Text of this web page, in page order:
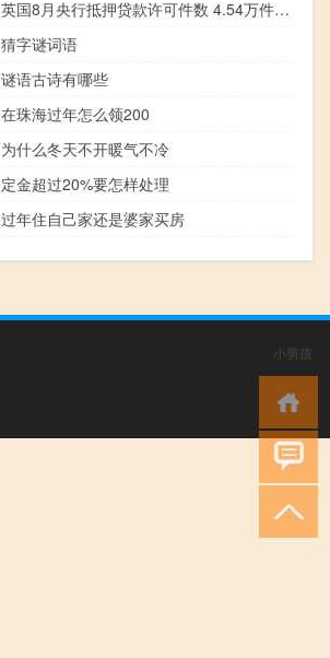
英国8月央行抵押贷款许可件数 4.54万件预期 4.74万件前值 4.94万件
猜字谜词语
谜语古诗有哪些
在珠海过年怎么领200
为什么冬天不开暖气不冷
定金超过20%要怎样处理
过年住自己家还是婆家买房
小男孩